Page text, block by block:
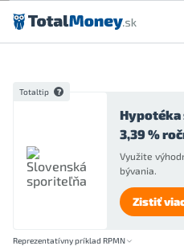
Preskočiť na obsah
Totaltip
Hypotéka
3,39 %
Využite
bývania.
Zistiť
Reprezentatívny príklad RPMN